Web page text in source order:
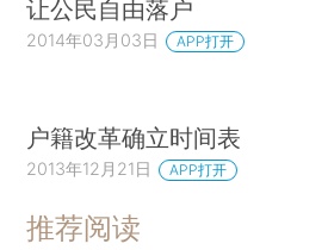
让公民自由落户
2014年03月03日 APP打开
户籍改革确立时间表
2013年12月21日 APP打开
推荐阅读